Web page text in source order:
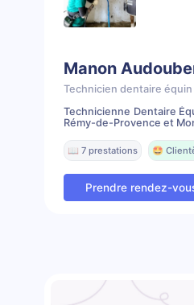
Manon
Technicien dentaire équin
Technicienne Dentaire
Rémy-de-Provence et
📖 7 prestations 🤩
Prendre rendez-